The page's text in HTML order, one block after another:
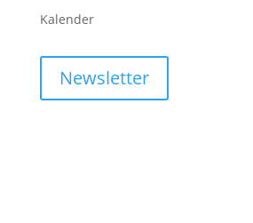
Kalender
Newsletter